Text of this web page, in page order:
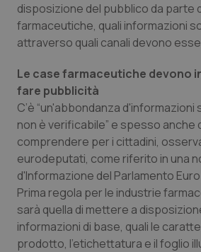
Molise
Piemonte
Provincia Autonoma di
Provincia Autonoma di
Puglia
Sardegna
Sicilia
Epatiti
HIV
Infezioni & Febbre
Ipertensione & Scompenso
Malattie rare
Malattia di Crohn &
Neuroscienze & patologie
disposizione del pubblico da parte
farmaceutiche, quali informazioni
attraverso quali canali devono
Le case farmaceutiche devono
fare pubblicità
C’è “un'abbondanza d'informazioni
non è verificabile” e spesso anche
comprendere per i cittadini,
eurodeputati, come riferito in una
d'Informazione del Parlamento
Prima regola per le industrie
sarà quella di mettere a
informazioni di base, quali le
prodotto, l'etichettatura e il foglio